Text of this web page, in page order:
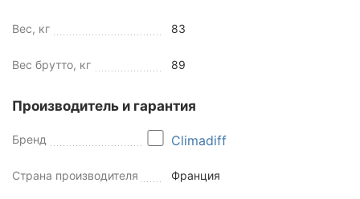
Вес, кг 83
Вес брутто, кг 89
Производитель и гарантия
Бренд Climadiff
Страна производителя Франция